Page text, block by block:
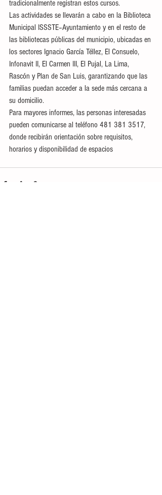
tradicionalmente registran estos cursos.
Las actividades se llevarán a cabo en la Biblioteca
Municipal ISSSTE–Ayuntamiento y en el resto de
las bibliotecas públicas del municipio, ubicadas en
los sectores Ignacio García Téllez, El Consuelo,
Infonavit II, El Carmen III, El Pujal, La Lima,
Rascón y Plan de San Luis, garantizando que las
familias puedan acceder a la sede más cercana a
su domicilio.
Para mayores informes, las personas interesadas
pueden comunicarse al teléfono 481 381 3517,
donde recibirán orientación sobre requisitos,
horarios y disponibilidad de espacios